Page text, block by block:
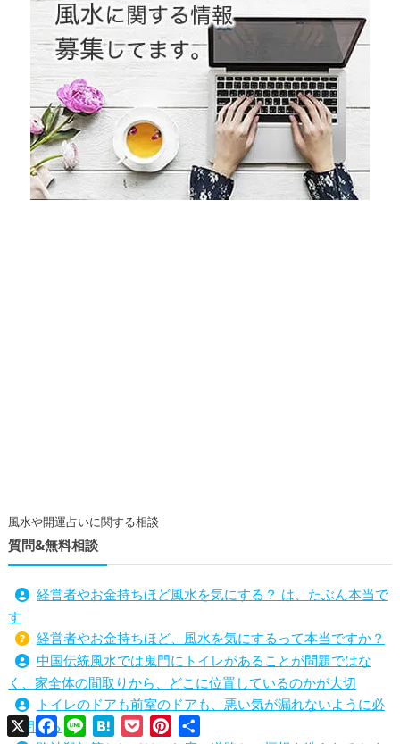
風水や開運占いに関する相談
質問&無料相談
経営者やお金持ちほど風水を気にする？ は、たぶん本当で
す
経営者やお金持ちほど、風水を気にするって本当ですか？
中国伝統風水では鬼門にトイレがあることが問題ではな
く、家全体の間取りから、どこに位置しているのかが大切
トイレのドアも前室のドアも、悪い気が漏れないように必
ず閉める
X Facebook
Line HatenaPocketPinterest